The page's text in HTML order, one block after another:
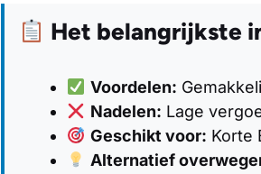
Het belangrijkste
Voordelen:
Nadelen: Lage
Geschikt voor: Korte
Alternatief